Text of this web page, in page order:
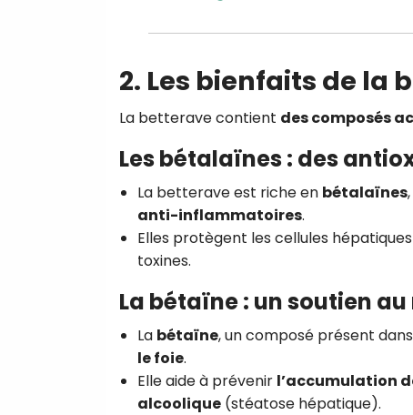
2. Les bienfaits de la
La betterave contient des composés
Les bétalaïnes : des
La betterave est riche en bétalaïnes
anti-inflammatoires.
Elles protègent les cellules
toxines.
La bétaïne : un soutien
La bétaïne, un composé présent
le foie.
Elle aide à prévenir l’accumulation
alcoolique (stéatose hépatique).